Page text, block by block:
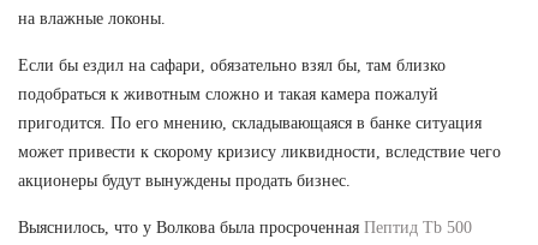
на влажные локоны.
Если бы ездил на сафари, обязательно взял бы, там близко
подобраться к животным сложно и такая камера пожалуй
пригодится. По его мнению, складывающаяся в банке ситуация
может привести к скорому кризису ликвидности, вследствие чего
акционеры будут вынуждены продать бизнес.
Выяснилось, что у Волкова была просроченная Пептид Tb 500